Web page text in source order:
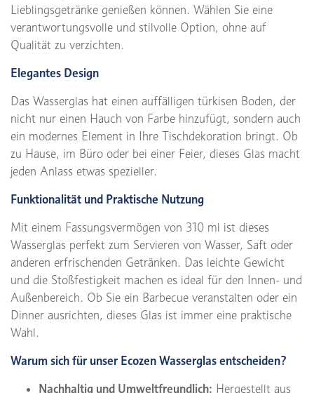
Lieblingsgetränke genießen können. Wählen Sie eine
verantwortungsvolle und stilvolle Option, ohne auf
Qualität zu verzichten.
Elegantes Design
Das Wasserglas hat einen auffälligen türkisen Boden, der
nicht nur einen Hauch von Farbe hinzufügt, sondern auch
ein modernes Element in Ihre Tischdekoration bringt. Ob
zu Hause, im Büro oder bei einer Feier, dieses Glas macht
jeden Anlass etwas spezieller.
Funktionalität und Praktische Nutzung
Mit einem Fassungsvermögen von 310 ml ist dieses
Wasserglas perfekt zum Servieren von Wasser, Saft oder
anderen erfrischenden Getränken. Das leichte Gewicht
und die Stoßfestigkeit machen es ideal für den Innen- und
Außenbereich. Ob Sie ein Barbecue veranstalten oder ein
Dinner ausrichten, dieses Glas ist immer eine praktische
Wahl.
Warum sich für unser Ecozen Wasserglas entscheiden?
Nachhaltig und Umweltfreundlich: Hergestellt aus